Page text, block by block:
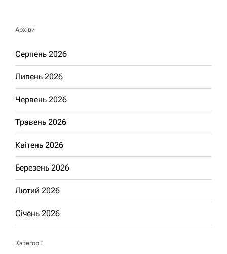
Архіви
Серпень 2026
Липень 2026
Червень 2026
Травень 2026
Квітень 2026
Березень 2026
Лютий 2026
Січень 2026
Категорії